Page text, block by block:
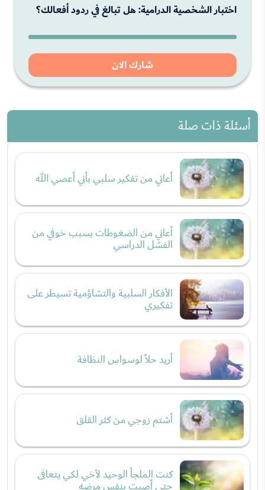
اختبار الشخصية الدرامية: هل تبالغ في ردود أفعالك؟
شارك الان
أسئلة ذات صلة
أعاني من تفكير سلبي بأني أعصي الله
أعاني من الضغوطات بسبب خوفي من
الفشل الدراسي
الأفكار السلبية والتشاؤمية تسيطر على
تفكيري
أريد حلاً لوسواس النظافة
أشتم زوجي من كثر القلق
كنت الملجأ الوحيد لأخي لكي يتعافى
حتى أصبت بنفس مرضه